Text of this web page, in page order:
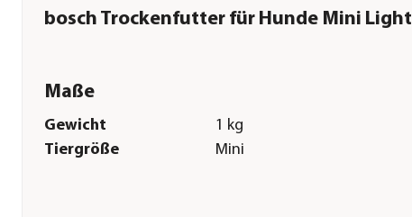
bosch Trockenfutter für Hunde Mini Light
Maße
Gewicht
1 kg
Tiergröße
Mini